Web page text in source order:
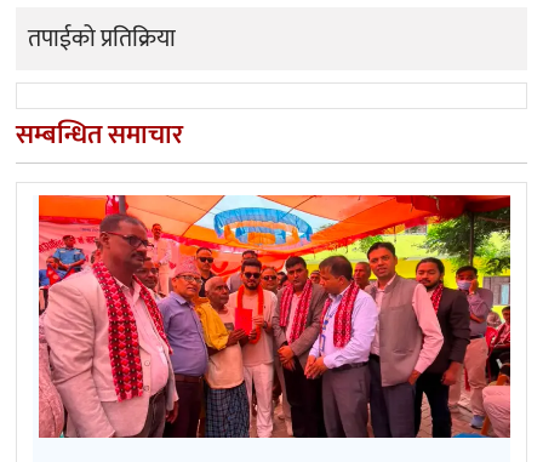
तपाईको प्रतिक्रिया
सम्बन्धित समाचार